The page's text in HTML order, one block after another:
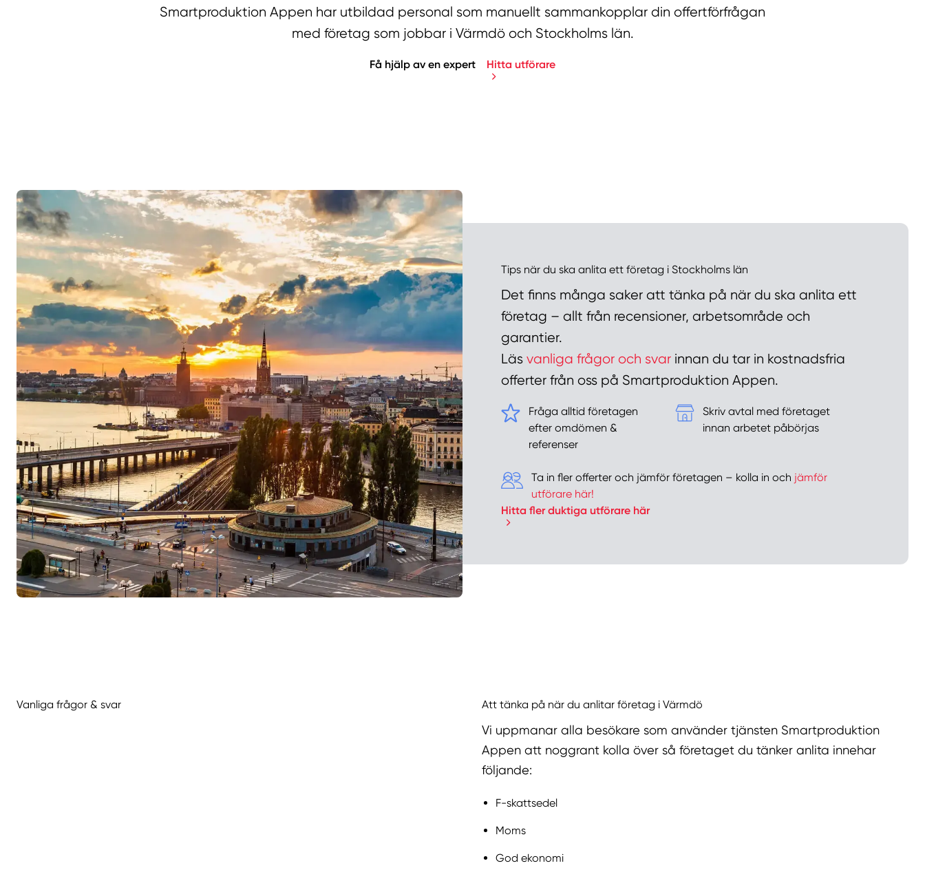
Smartproduktion Appen har utbildad personal som manuellt sammankopplar din offertförfrågan
med företag som jobbar i Värmdö och Stockholms län.
Få hjälp av en expert Hitta utförare
Tips när du ska anlita ett företag i Stockholms län
Det finns många saker att tänka på när du ska anlita ett
företag – allt från recensioner, arbetsområde och
garantier.
Läs vanliga frågor och svar innan du tar in kostnadsfria
offerter från oss på Smartproduktion Appen.
Fråga alltid företagen
efter omdömen &
referenser
Skriv avtal med företaget
innan arbetet påbörjas
Ta in fler offerter och jämför företagen – kolla in och jämför
utförare här!
Hitta fler duktiga utförare här
Vanliga frågor & svar Att tänka på när du anlitar företag i Värmdö
Vi uppmanar alla besökare som använder tjänsten Smartproduktion
Appen att noggrant kolla över så företaget du tänker anlita innehar
följande:
F-skattsedel
Moms
God ekonomi